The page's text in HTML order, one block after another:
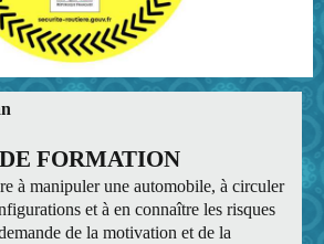
FORMATION
à manipuler une automobile, à circuler
et à en connaître les risques
de la motivation et de la